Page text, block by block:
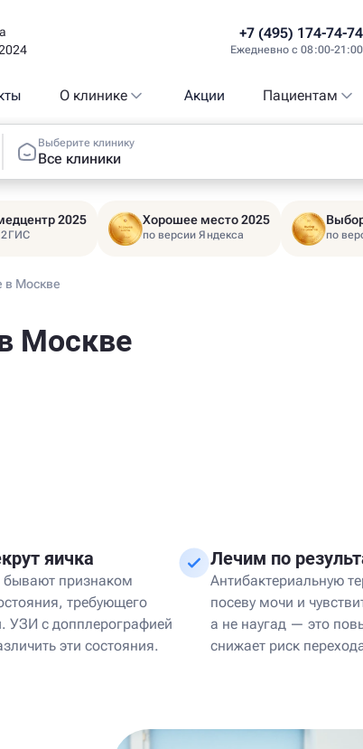
+7 (495) 174-74-74
Ежедневно с 08:00-21:00
О клинике Акции Пациентам
Выберите клинику
Все клиники
2025
2ГИС
Хорошее место 2025
по версии Яндекса по
в Москве
Москве
яичка
признаком
требующего
УЗИ с допплерографией
эти состояния.
Лечим по
Антибактериальную
посеву мочи и
а не наугад — это
снижает риск